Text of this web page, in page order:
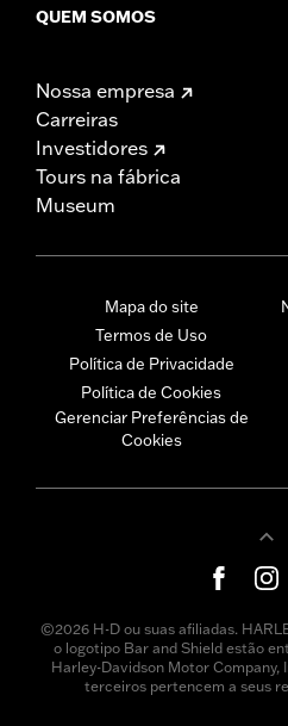
QUEM SOMOS
Nossa empresa
Carreiras
Investidores
Tours na fábrica
Museum
Mapa do site
Termos de Uso
Política de Privacidade
Política de Cookies
Gerenciar Preferências de
Cookies
©2026 H-D ou suas afiliadas.
o logotipo Bar and Shield estão
Harley-Davidson Motor Company,
terceiros pertencem a seus